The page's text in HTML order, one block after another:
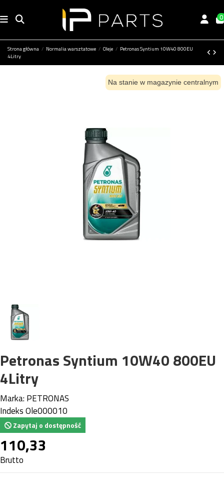
0
Strona główna Normalia warsztatowe Oleje
Petronas Syntium 10W40 800EU
4Litry
Na stanie w magazynie centralnym
Petronas Syntium 10W40 800EU
4Litry
Marka: PETRONAS
IndeksOle000010
Zapytaj o dostępność
110,33
Brutto